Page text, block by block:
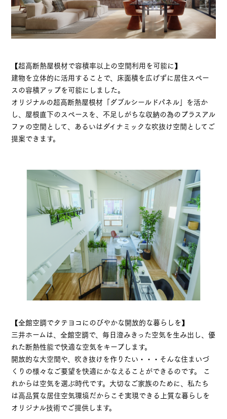
【超高断熱屋根材で容積率以上の空間利用を可能に】
建物を立体的に活用することで、床面積を広げずに居住スペー
スの容積アップを可能にしました。
オリジナルの超高断熱屋根材「ダブルシールドパネル」を活か
し、屋根直下のスペースを、不足しがちな収納の為のプラスアル
ファの空間として、あるいはダイナミックな吹抜け空間としてご
提案できます。
【全館空調でタテヨコにのびやかな開放的な暮らしを】
三井ホームは、全館空調で、毎日澄みきった空気を生み出し、優
れた断熱性能で快適な空気をキープします。
開放的な大空間や、吹き抜けを作りたい・・・そんな住まいづ
くりの様々なご要望を快適にかなえることができるのです。 こ
れからは空気を選ぶ時代です。大切なご家族のために、私たち
は高品質な居住空気環境だからこそ実現できる上質な暮らしを
オリジナル技術でご提供します。